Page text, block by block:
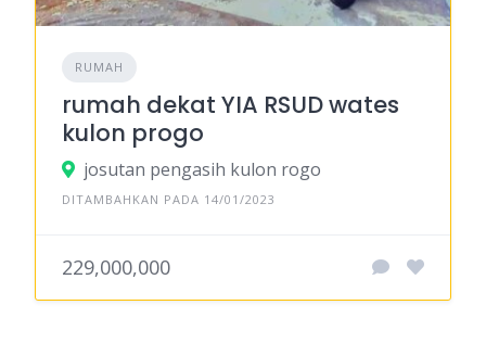
RUMAH
rumah dekat YIA RSUD wates
kulon progo
josutan pengasih kulon rogo
DITAMBAHKAN PADA 14/01/2023
229,000,000